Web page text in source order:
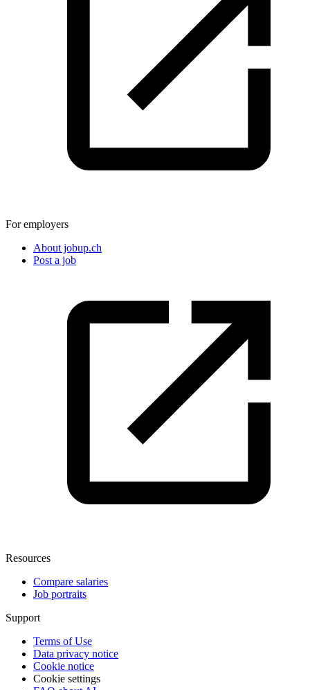
For employers
About jobup.ch
Post a job
Resources
Compare salaries
Job portraits
Support
Terms of Use
Data privacy notice
Cookie notice
Cookie settings